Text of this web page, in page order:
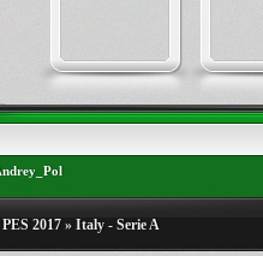
2017 » Italy - Serie A